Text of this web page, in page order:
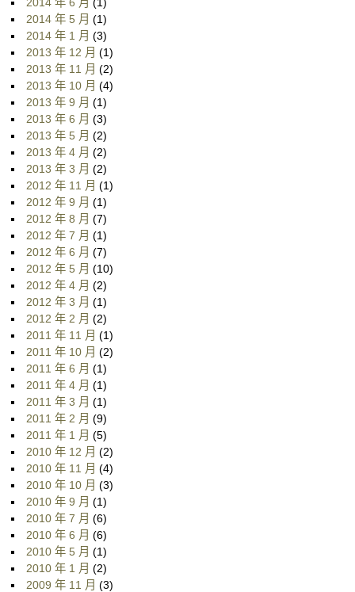
2014 年 5 月 (1)
2014 年 1 月 (3)
2013 年 12 月 (1)
2013 年 11 月 (2)
2013 年 10 月 (4)
2013 年 9 月 (1)
2013 年 6 月 (3)
2013 年 5 月 (2)
2013 年 4 月 (2)
2013 年 3 月 (2)
2012 年 11 月 (1)
2012 年 9 月 (1)
2012 年 8 月 (7)
2012 年 7 月 (1)
2012 年 6 月 (7)
2012 年 5 月 (10)
2012 年 4 月 (2)
2012 年 3 月 (1)
2012 年 2 月 (2)
2011 年 11 月 (1)
2011 年 10 月 (2)
2011 年 6 月 (1)
2011 年 4 月 (1)
2011 年 3 月 (1)
2011 年 2 月 (9)
2011 年 1 月 (5)
2010 年 12 月 (2)
2010 年 11 月 (4)
2010 年 10 月 (3)
2010 年 9 月 (1)
2010 年 7 月 (6)
2010 年 6 月 (6)
2010 年 5 月 (1)
2010 年 1 月 (2)
2009 年 11 月 (3)